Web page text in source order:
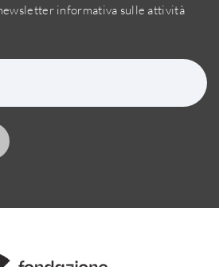
informativa sulle attività